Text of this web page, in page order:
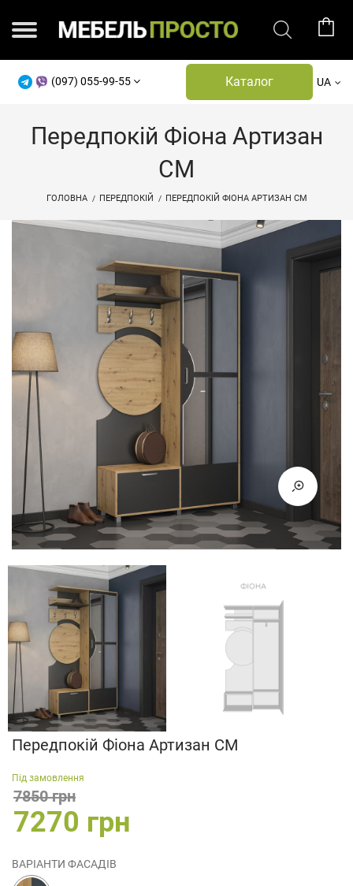
(097) 055-99-55 Каталог UA
Передпокій Фіона Артизан
СМ
ГОЛОВНА ПЕРЕДПОКІЙ ПЕРЕДПОКІЙ ФІОНА АРТИЗАН СМ
Передпокій Фіона Артизан СМ
Під замовлення
7270 грн
7850 грн
ВАРІАНТИ ФАСАДІВ